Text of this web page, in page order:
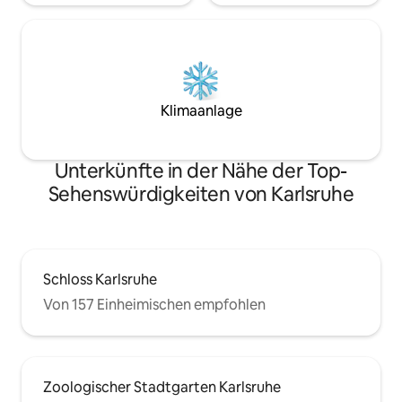
Klimaanlage
Unterkünfte in der Nähe der Top-
Sehenswürdigkeiten von Karlsruhe
Schloss Karlsruhe
Von 157 Einheimischen empfohlen
Zoologischer Stadtgarten Karlsruhe